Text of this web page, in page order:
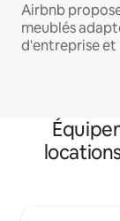
Airbnb
meublés
d'entreprise et